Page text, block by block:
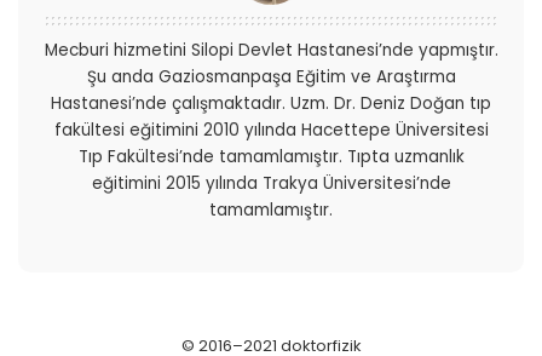
Mecburi hizmetini Silopi Devlet Hastanesi’nde yapmıştır.
Şu anda Gaziosmanpaşa Eğitim ve Araştırma
Hastanesi’nde çalışmaktadır. Uzm. Dr. Deniz Doğan tıp
fakültesi eğitimini 2010 yılında Hacettepe Üniversitesi
Tıp Fakültesi’nde tamamlamıştır. Tıpta uzmanlık
eğitimini 2015 yılında Trakya Üniversitesi’nde
tamamlamıştır.
© 2016–2021 doktorfizik